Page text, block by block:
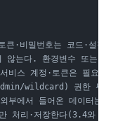
·비밀번호는 코드·설정 파일
않는다. 환경변수 또는 시크릿
스 계정·토큰은 필요한 최소
wildcard) 권한 부여는
에서 들어온 데이터는 신뢰
처리·저장한다(3.4와 연계).